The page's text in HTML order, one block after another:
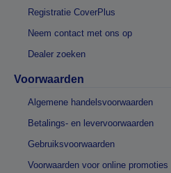
Registratie CoverPlus
Neem contact met ons op
Dealer zoeken
Voorwaarden
Algemene handelsvoorwaarden
Betalings- en levervoorwaarden
Gebruiksvoorwaarden
Voorwaarden voor online promoties